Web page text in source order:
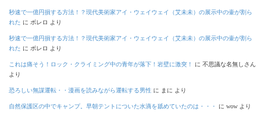
秒速で一億円損する方法！？現代美術家アイ・ウェイウェイ（艾未未）の展示中の壷が割ら
れた に ボレロ より
秒速で一億円損する方法！？現代美術家アイ・ウェイウェイ（艾未未）の展示中の壷が割ら
れた に ボレロ より
これは痛そう！ロック・クライミング中の青年が落下！岩壁に激突！ に 不思議な名無しさん
より
恐ろしい無謀運転・・漫画を読みながら運転する男性 に まに より
自然保護区の中でキャンプ。早朝テントについた水滴を舐めていたのは・・・ に wow より